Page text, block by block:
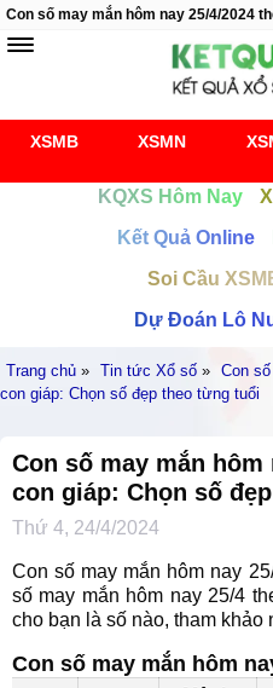
XSMB XSMN
KQXS Hôm Nay
Kết Quả Online
Soi Cầu
Dự Đoán Lô
Trang chủ » Tin tức Xổ số » Con
con giáp: Chọn số đẹp theo từng tuổi
Con số may mắn hôm
con giáp: Chọn số
Thứ 4, 24/4/2024
Con số may mắn hôm nay
số may mắn hôm nay 25/4
cho bạn là số nào, tham khảo
Con số may mắn hôm